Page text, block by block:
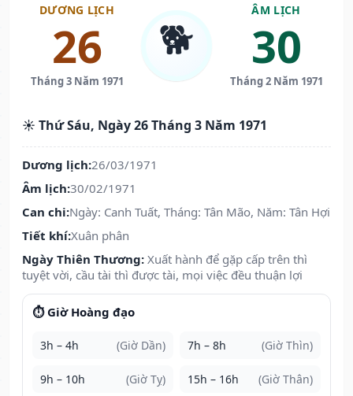
DƯƠNG LỊCH
26
Tháng 3 Năm 1971
🐕
ÂM LỊCH
30
Tháng 2 Năm 1971
☀️ Thứ Sáu, Ngày 26 Tháng 3 Năm 1971
Dương lịch:26/03/1971
Âm lịch:30/02/1971
Can chi:Ngày: Canh Tuất, Tháng: Tân Mão, Năm: Tân Hợi
Tiết khí:Xuân phân
Ngày Thiên Thương: Xuất hành để gặp cấp trên thì
tuyệt vời, cầu tài thì được tài, mọi việc đều thuận lợi
⏱️ Giờ Hoàng đạo
3h – 4h (Giờ Dần) 7h – 8h (Giờ Thìn)
9h – 10h (Giờ Tỵ) 15h – 16h (Giờ Thân)